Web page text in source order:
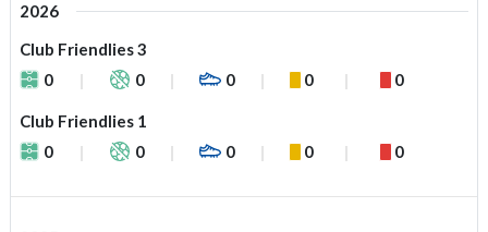
2026
Club Friendlies 3
0
0 0 0 0
Club Friendlies 1
0
0 0 0 0